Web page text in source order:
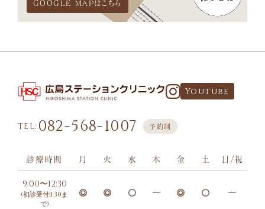
GOOGLE MAPはこちら
Youtube
TEL: 082-568-1007 予約制
診療時間 月 火 水 木 金 土 日/祝
9:00〜12:30
(初診受付11:30ま
で)